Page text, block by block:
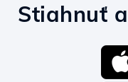
Stiahnuť